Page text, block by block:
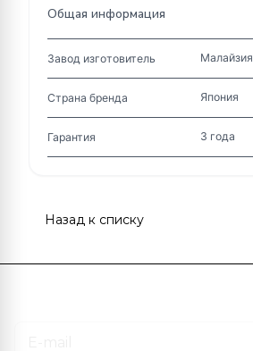
Общая информация
Завод изготовитель Малайзия
Страна бренда Япония
Гарантия 3 года
Назад к списку